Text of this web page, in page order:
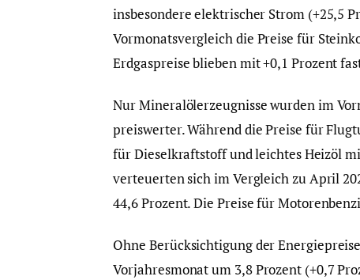
insbesondere elektrischer Strom (+25,5
Vormonatsvergleich die Preise für
Erdgaspreise blieben mit +0,1 Prozent
Nur Mineralölerzeugnisse wurden im
preiswerter. Während die Preise für
für Dieselkraftstoff und leichtes Heizöl
verteuerten sich im Vergleich zu April
44,6 Prozent. Die Preise für
Ohne Berücksichtigung der
Vorjahresmonat um 3,8 Prozent (+0,7